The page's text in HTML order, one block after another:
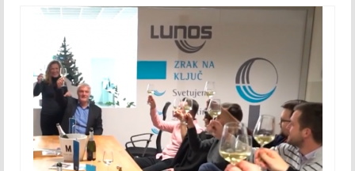
Januar 2017
Februar 2017
Marec 2017
April 2017